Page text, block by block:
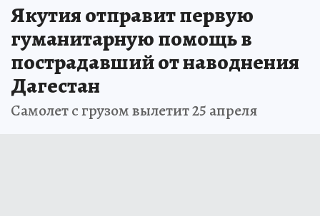
Якутия отправит первую
гуманитарную помощь в
пострадавший от наводнения
Дагестан
Самолет с грузом вылетит 25 апреля